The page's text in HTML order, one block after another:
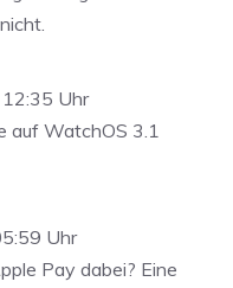
Uhr
auf WatchOS 3.1
Uhr
Pay dabei? Eine